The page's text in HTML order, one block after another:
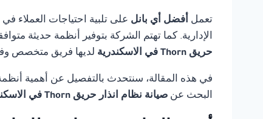
تعمل أفضل أي بانل على تلبية احتياجات العملاء
الإدارية. كما تهتم الشركة بتوفير أنظمة حديثة
حريق Thorn في الاسكندرية
لديها فريق متخصص
في هذه المقالة، سنتحدث بالتفصيل عن أهمية أنظمة
البحث عن صيانة نظام انذار حريق Thorn في الاسكندرية